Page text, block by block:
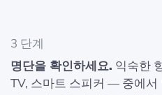
3 단계
명단을 확인하세요. 익숙한
TV, 스마트 스피커 — 중에서